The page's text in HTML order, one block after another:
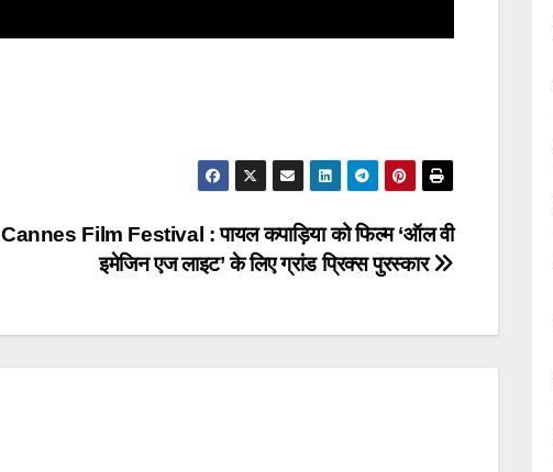
Cannes Film Festival : पायल कपाड़िया को फिल्म ‘ऑल वी
इमेजिन एज लाइट’ के लिए ग्रांड प्रिक्स पुरस्कार